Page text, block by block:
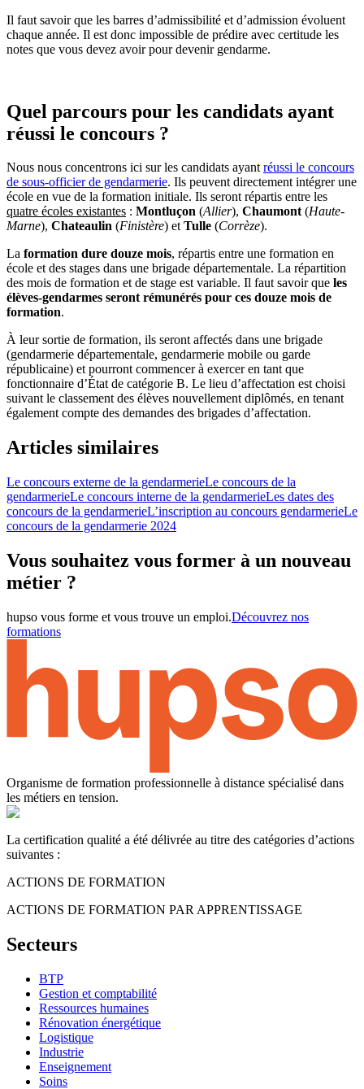
Il faut savoir que les barres d’admissibilité et d’admission évoluent
chaque année. Il est donc impossible de prédire avec certitude les
notes que vous devez avoir pour devenir gendarme.
Quel parcours pour les candidats ayant
réussi le concours ?
Nous nous concentrons ici sur les candidats ayantréussi le concours
de sous-officier de gendarmerie. Ils peuvent directement intégrer une
école en vue de la formation initiale. Ils seront répartis entre les
quatre écoles existantes : Montluçon (Allier), Chaumont(Haute-
Marne), Chateaulin (Finistère) etTulle (Corrèze).
La formation dure douze mois, répartis entre une formation en
école et des stages dans une brigade départementale. La répartition
des mois de formation et de stage est variable. Il faut savoir que les
élèves-gendarmes seront rémunérés pour ces douze mois de
formation.
À leur sortie de formation, ils seront affectés dans une brigade
(gendarmerie départementale, gendarmerie mobile ou garde
républicaine) et pourront commencer à exercer en tant que
fonctionnaire d’État de catégorie B. Le lieu d’affectation est choisi
suivant le classement des élèves nouvellement diplômés, en tenant
également compte des demandes des brigades d’affectation.
Articles similaires
Le concours externe de la gendarmerieLe concours de la
gendarmerieLe concours interne de la gendarmerieLes dates des
concours de la gendarmerieL’inscription au concours gendarmerieLe
concours de la gendarmerie 2024
Vous souhaitez vous former à un nouveau
métier ?
hupso vous forme et vous trouve un emploi.Découvrez nos
formations
Organisme de formation professionnelle à distance spécialisé dans
les métiers en tension.
La certification qualité a été délivrée au titre des catégories d’actions
suivantes :
ACTIONS DE FORMATION
ACTIONS DE FORMATION PAR APPRENTISSAGE
Secteurs
BTP
Gestion et comptabilité
Ressources humaines
Rénovation énergétique
Logistique
Industrie
Enseignement
Soins